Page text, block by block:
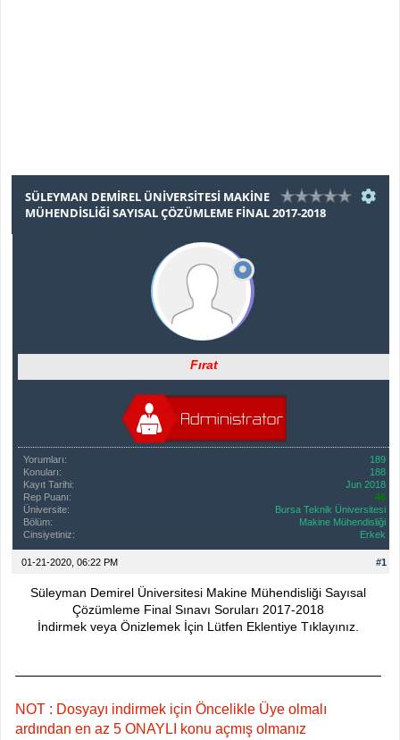
SÜLEYMAN DEMIREL ÜNIVERSITESI MAKINE
MÜHENDISLIĞI SAYISAL ÇÖZÜMLEME FINAL 2017-2018
Fırat
Yorumları:
189
Konuları:
188
Kayıt Tarihi:
Jun 2018
Rep Puanı:
46
Üniversite:
Bursa Teknik Üniversitesi
Bölüm:
Makine Mühendisliği
Cinsiyetiniz:
Erkek
#1
01-21-2020, 06:22 PM
Süleyman Demirel Üniversitesi Makine Mühendisliği Sayısal
Çözümleme Final Sınavı Soruları 2017-2018
İndirmek veya Önizlemek İçin Lütfen Eklentiye Tıklayınız.
NOT : Dosyayı indirmek için Öncelikle Üye olmalı
ardından en az 5 ONAYLI konu açmış olmanız